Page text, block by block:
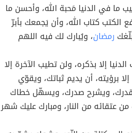
ما في الدنيا مَحبة الله، وأحسن ما
الكتب كتاب الله، وأن يَجمعك بأبرّ
رمضان، ويُبارك لك فيه اللهم
إلا بذكره، ولن تطيب الآخرة إلا
برؤيته، أن يديم ثباتك، ويقوّي
قدرك، ويشرح صدرك، ويسهّل خطاك
عتقائه من النار، ومبارك عليك شهر